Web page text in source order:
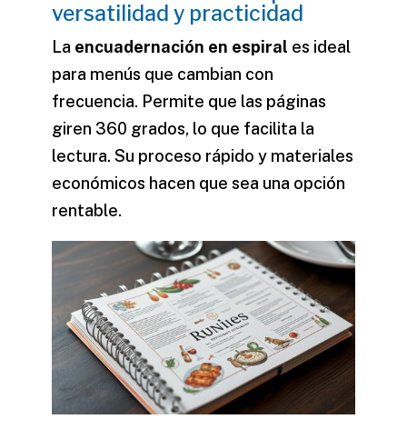
versatilidad y practicidad
La encuadernación en espiral es ideal
para menús que cambian con
frecuencia. Permite que las páginas
giren 360 grados, lo que facilita la
lectura. Su proceso rápido y materiales
económicos hacen que sea una opción
rentable.